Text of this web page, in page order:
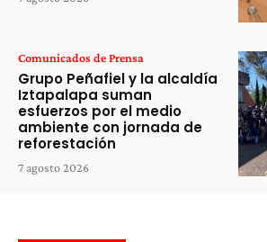
Comunicados de Prensa
Grupo Peñafiel y la alcaldía
Iztapalapa suman
esfuerzos por el medio
ambiente con jornada de
reforestación
7 agosto 2026